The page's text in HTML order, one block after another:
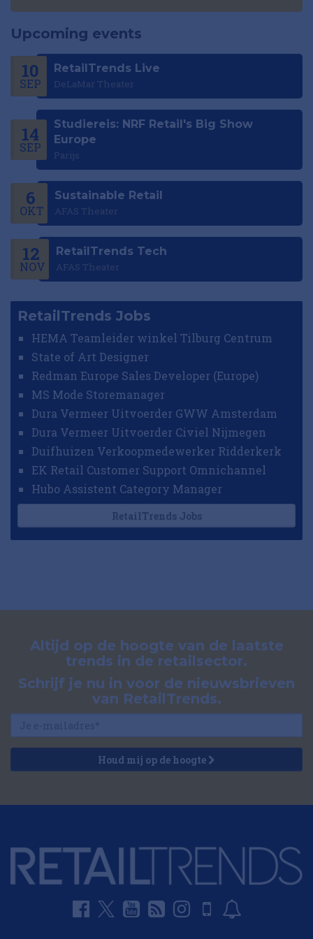
Upcoming events
10
SEP
RetailTrends Live
DeLaMar Theater
14
SEP
Studiereis: NRF Retail's Big Show
Europe
Parijs
6
OKT
Sustainable Retail
AFAS Theater
12
NOV
RetailTrends Tech
AFAS Theater
RetailTrends Jobs
HEMA Teamleider winkel Tilburg Centrum
State of Art Designer
Redman Europe Sales Developer (Europe)
MS Mode Storemanager
Dura Vermeer Uitvoerder GWW Amsterdam
Dura Vermeer Uitvoerder Civiel Nijmegen
Duifhuizen Verkoopmedewerker Ridderkerk
EK Retail Customer Support Omnichannel
Hubo Assistent Category Manager
RetailTrends Jobs
Altijd op de hoogte van de laatste
trends in de retailsector.
Schrijf je nu in voor de nieuwsbrieven
van RetailTrends.
Houd mij op de hoogte